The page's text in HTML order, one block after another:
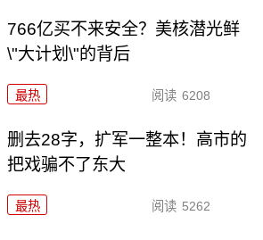
766亿买不来安全？美核潜光鲜
\"大计划\"的背后
最热 阅读 6208
删去28字，扩军一整本！高市的
把戏骗不了东大
最热 阅读 5262